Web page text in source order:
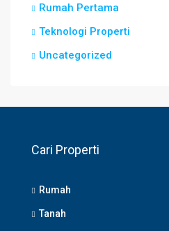
Rumah Pertama
Teknologi Properti
Uncategorized
Cari Properti
Rumah
Tanah